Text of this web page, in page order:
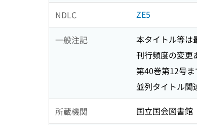
NDLC ZE5
一般注記
本タイトル等は
刊行頻度の変更
第40巻第12号
並列タイトル
所蔵機関 国立国会図書館